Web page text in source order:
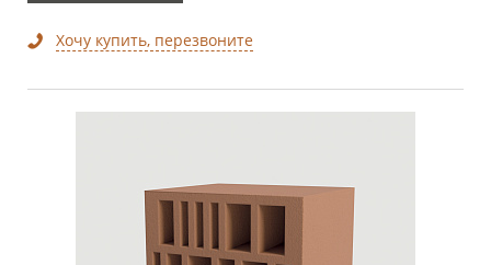
Хочу купить, перезвоните